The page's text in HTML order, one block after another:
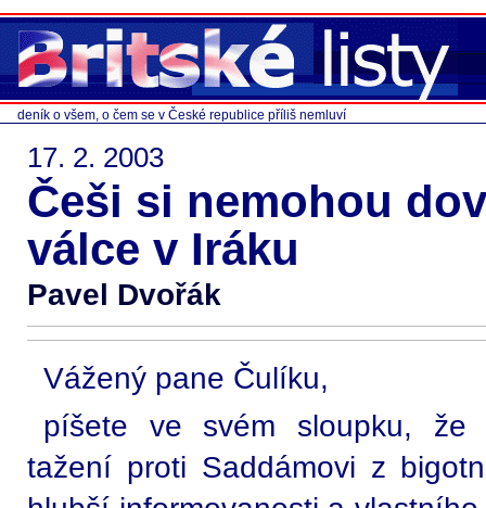
deník o všem, o čem se v České republice příliš nemluví
17. 2. 2003
Češi si nemohou
válce v Iráku
Pavel Dvořák
Vážený pane Čulíku,
píšete ve svém sloupku, že
tažení proti Saddámovi z